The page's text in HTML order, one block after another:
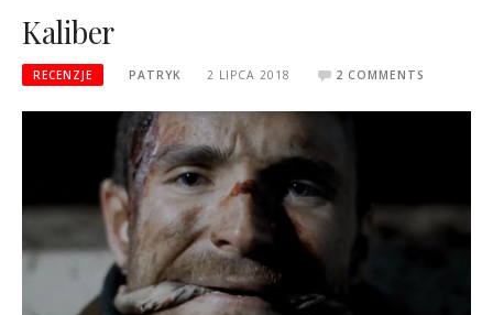
Kaliber
RECENZJE PATRYK 2 LIPCA 2018 2 COMMENTS